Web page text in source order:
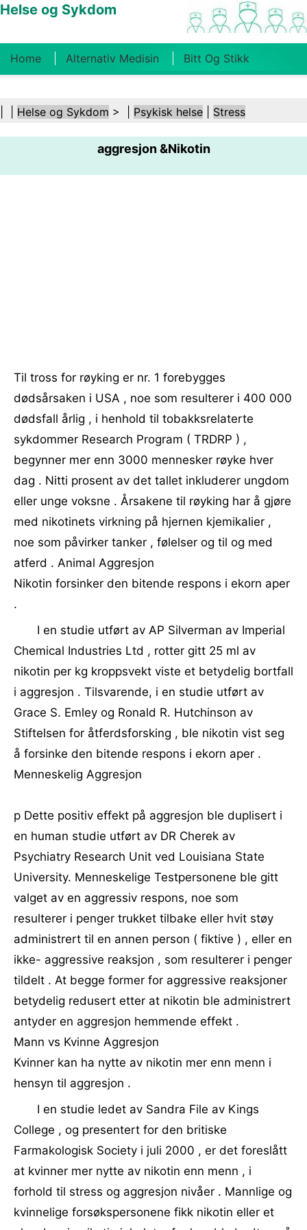
Helse og Sykdom
Home Alternativ Medisin Bitt Og Stikk
Kosthold Og Ernæring Familiehelse
Psykisk Helse Folkehelse Og
Sikkerhet Kirurgi Og Prosedyrer Helse
Helse og Sykdom > | Psykisk helse Stress
aggresjon &Nikotin
Til tross for røyking er nr. 1 forebygges
dødsårsaken i USA , noe som resulterer i 400 000
dødsfall årlig , i henhold til tobakksrelaterte
sykdommer Research Program ( TRDRP ) ,
begynner mer enn 3000 mennesker røyke hver
dag . Nitti prosent av det tallet inkluderer ungdom
eller unge voksne . Årsakene til røyking har å gjøre
med nikotinets virkning på hjernen kjemikalier ,
noe som påvirker tanker , følelser og til og med
atferd . Animal Aggresjon
Nikotin forsinker den bitende respons i ekorn aper
.
I en studie utført av AP Silverman av Imperial
Chemical Industries Ltd , rotter gitt 25 ml av
nikotin per kg kroppsvekt viste et betydelig bortfall
i aggresjon . Tilsvarende, i en studie utført av
Grace S. Emley og Ronald R. Hutchinson av
Stiftelsen for åtferdsforsking , ble nikotin vist seg
å forsinke den bitende respons i ekorn aper .
Menneskelig Aggresjon
p Dette positiv effekt på aggresjon ble duplisert i
en human studie utført av DR Cherek av
Psychiatry Research Unit ved Louisiana State
University. Menneskelige Testpersonene ble gitt
valget av en aggressiv respons, noe som
resulterer i penger trukket tilbake eller hvit støy
administrert til en annen person ( fiktive ) , eller en
ikke- aggressive reaksjon , som resulterer i penger
tildelt . At begge former for aggressive reaksjoner
betydelig redusert etter at nikotin ble administrert
antyder en aggresjon hemmende effekt .
Mann vs Kvinne Aggresjon
Kvinner kan ha nytte av nikotin mer enn menn i
hensyn til aggresjon .
I en studie ledet av Sandra File av Kings
College , og presentert for den britiske
Farmakologisk Society i juli 2000 , er det foreslått
at kvinner mer nytte av nikotin enn menn , i
forhold til stress og aggresjon nivåer . Mannlige og
kvinnelige forsøkspersonene fikk nikotin eller et